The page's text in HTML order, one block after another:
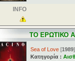
INFO
ΤΟ ΕΡΩΤΙΚΟ
Sea of Love [1989]
Κατηγορία :